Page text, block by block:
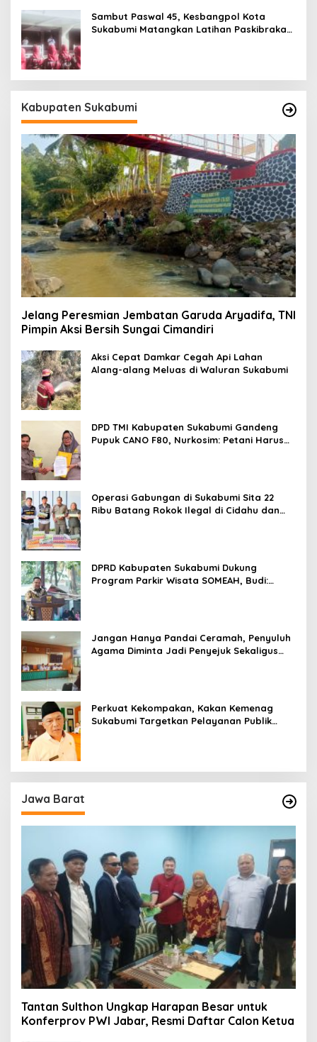
Sambut Paswal 45, Kesbangpol Kota
Sukabumi Matangkan Latihan Paskibraka
Kabupaten Sukabumi
Jelang Peresmian Jembatan Garuda Aryadifa, TNI
Pimpin Aksi Bersih Sungai Cimandiri
Aksi Cepat Damkar Cegah Api Lahan
Alang-alang Meluas di Waluran Sukabumi
DPD TMI Kabupaten Sukabumi Gandeng
Pupuk CANO F80, Nurkosim: Petani Harus
Operasi Gabungan di Sukabumi Sita 22
Ribu Batang Rokok Ilegal di Cidahu dan
DPRD Kabupaten Sukabumi Dukung
Program Parkir Wisata SOMEAH, Budi:
Jangan Hanya Pandai Ceramah, Penyuluh
Agama Diminta Jadi Penyejuk Sekaligus
Perkuat Kekompakan, Kakan Kemenag
Sukabumi Targetkan Pelayanan Publik
Jawa Barat
Tantan Sulthon Ungkap Harapan Besar untuk
Konferprov PWI Jabar, Resmi Daftar Calon Ketua